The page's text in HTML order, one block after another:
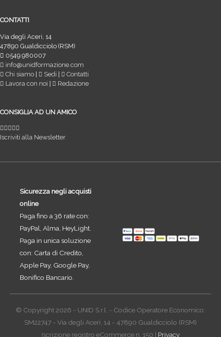
CONTATTI
Via degli Aceri, 14
47890 Gualdicciolo (RSM)
0549.980007
info@unidformazione.com
Chi siamo
Sedi
Contatti
Lavora con noi
Redazione
CONSIGLIA AD UN AMICO
Iscriviti alla Newsletter
Sicurezza negli acquisti
online
Paga fino a 36 rate con:
PayPal, Alma, HeyLight.
Paga in unica soluzione
con: Carta di Credito,
Apple Pay, Google Pay,
Bonifico Bancario.
© Copyright 2026 - UNID S.r.l. - Codice Operatore Economico:
SM22747 - Via degli Aceri, 14 - 47890 Gualdicciolo (RSM)
Iscrizione registro eCommerce n. 150 | Privacy